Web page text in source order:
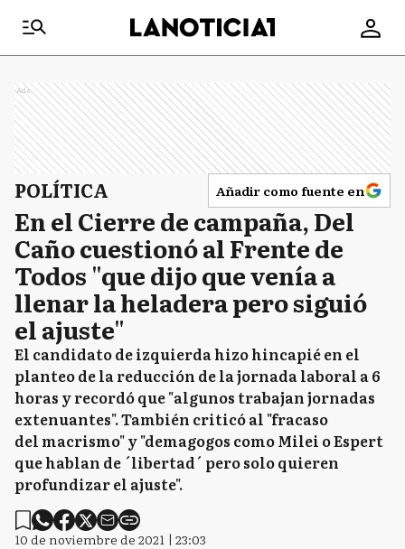
Ads
POLÍTICA Añadir como fuente en
En el Cierre de campaña, Del
Caño cuestionó al Frente de
Todos "que dijo que venía a
llenar la heladera pero siguió
el ajuste"
El candidato de izquierda hizo hincapié en el
planteo de la reducción de la jornada laboral a 6
horas y recordó que "algunos trabajan jornadas
extenuantes". También criticó al "fracaso
del macrismo" y "demagogos como Milei o Espert
que hablan de ´libertad´ pero solo quieren
profundizar el ajuste".
10 de noviembre de 2021 | 23:03